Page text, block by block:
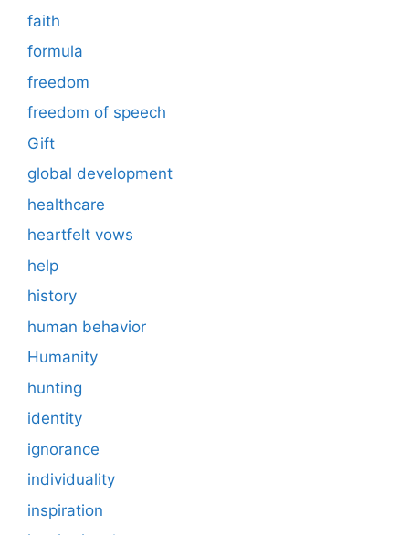
faith
formula
freedom
freedom of speech
Gift
global development
healthcare
heartfelt vows
help
history
human behavior
Humanity
hunting
identity
ignorance
individuality
inspiration